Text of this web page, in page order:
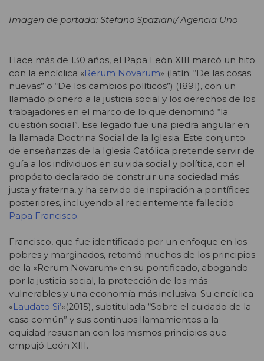
Imagen de portada: Stefano Spaziani/ Agencia Uno
Hace más de 130 años, el Papa León XIII marcó un hito
con la encíclica «Rerum Novarum» (latín: “De las cosas
nuevas” o “De los cambios políticos”) (1891), con un
llamado pionero a la justicia social y los derechos de los
trabajadores en el marco de lo que denominó “la
cuestión social”. Ese legado fue una piedra angular en
la llamada Doctrina Social de la Iglesia. Este conjunto
de enseñanzas de la Iglesia Católica pretende servir de
guía a los individuos en su vida social y política, con el
propósito declarado de construir una sociedad más
justa y fraterna, y ha servido de inspiración a pontífices
posteriores, incluyendo al recientemente fallecido
Papa Francisco.
Francisco, que fue identificado por un enfoque en los
pobres y marginados, retomó muchos de los principios
de la «Rerum Novarum» en su pontificado, abogando
por la justicia social, la protección de los más
vulnerables y una economía más inclusiva. Su encíclica
«Laudato Si’«(2015), subtitulada “Sobre el cuidado de la
casa común” y sus continuos llamamientos a la
equidad resuenan con los mismos principios que
empujó León XIII.